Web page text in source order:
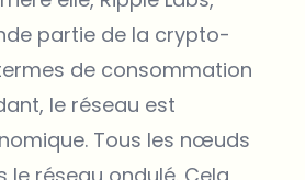
partie de la crypto-
termes de consommation
le réseau est
Tous les nœuds